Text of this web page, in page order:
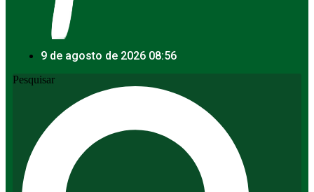
9 de agosto de 2026 08:56
Pesquisar